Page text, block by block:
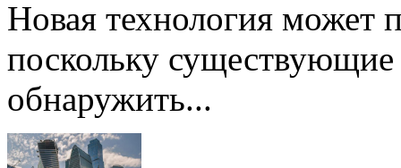
Новая технология может
поскольку
обнаружить...